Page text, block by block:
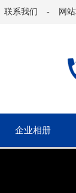
联系我们 - 网
企业相册